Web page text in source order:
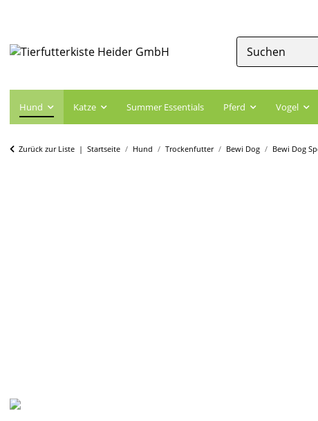
Hund Katze Summer Essentials Pferd Vogel
Zurück zur Liste Startseite Hund Trockenfutter Bewi Dog Bewi Dog